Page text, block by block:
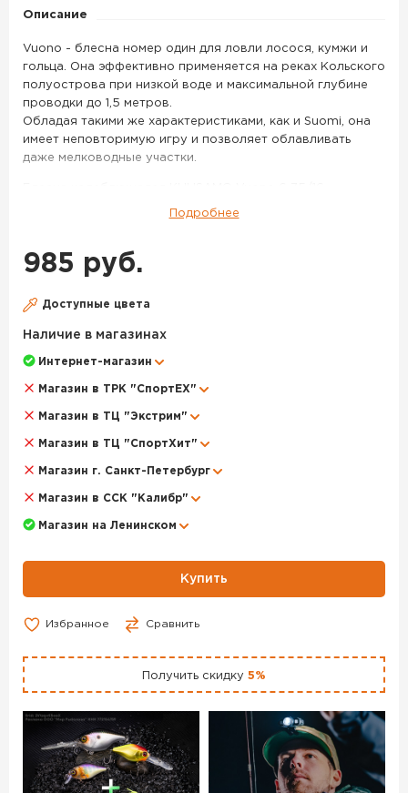
код
Li-
S
Описание
Vuono - блесна номер один для ловли лосося, кумжи и
гольца. Она эффективно применяется на реках Кольского
полуострова при низкой воде и максимальной глубине
проводки до 1,5 метров.
Обладая такими же характеристиками, как и Suomi, она
имеет неповторимую игру и позволяет облавливать
даже мелководные участки.
(бусинка) код цв. Li-S – данный товар доступен для
чтобы купить данный товар, положите его в корзину или
позвоните по телефону +7 (473) 202-61-21
Подробнее
985 руб.
Доступные цвета
Наличие в магазинах
Интернет-магазин
Магазин в ТРК "СпортЕХ"
Магазин в ТЦ "Экстрим"
Магазин в ТЦ "СпортХит"
Магазин г. Санкт-Петербург
Магазин в ССК "Калибр"
Магазин на Ленинском
Купить
Избранное Сравнить
Получить скидку 5%